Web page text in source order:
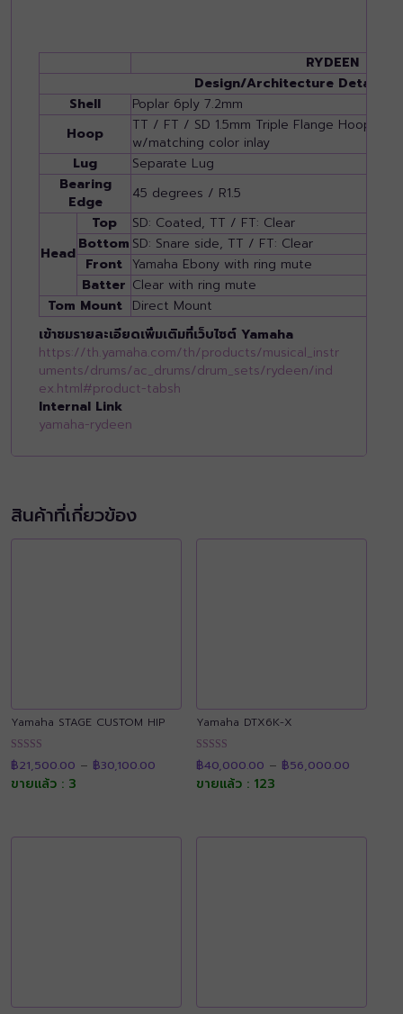
RYDEEN
Design/Architecture Detail
Shell
Poplar 6ply 7.2mm
Hoop
TT / FT / SD 1.5mm Triple Flange Hoop
w/matching color inlay
Lug
Separate Lug
Bearing
Edge
45 degrees / R1.5
Head
Top
SD: Coated, TT / FT: Clear
Bottom SD: Snare side, TT / FT: Clear
Front Yamaha Ebony with ring mute
Batter Clear with ring mute
Tom Mount Direct Mount
เข้าชมรายละเอียดเพิ่มเติมที่เว็บไซต์ Yamaha
https://th.yamaha.com/th/products/musical_instr
uments/drums/ac_drums/drum_sets/rydeen/ind
ex.html#product-tabsh
Internal Link
yamaha-rydeen
สินค้าที่เกี่ยวข้อง
Yamaha STAGE CUSTOM HIP
ให้คะแนน
4.88
ตั้งแต่ 1-5
฿21,500.00 – ฿30,100.00
฿21,500.00
through
ขายแล้ว : 3
Yamaha DTX6K-X
ให้คะแนน
4.90
ตั้งแต่ 1-5
฿40,000.00 – ฿56,000.00range:
ขายแล้ว : 123